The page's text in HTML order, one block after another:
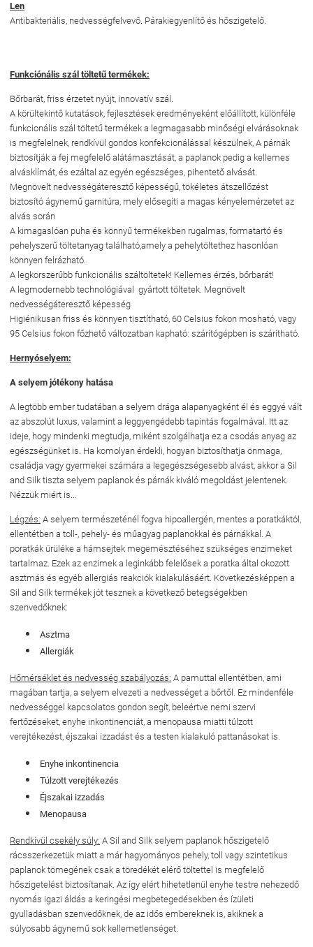
Len
Antibakteriális, nedvességfelvevő. Párakiegyenlítő és hőszigetelő
Funkciónális szál töltetű termékek:
Bőrbarát, friss érzetet nyújt, innovatív szál.
A körültekintő kutatások, fejlesztések eredményeként előállított, különféle
funkcionális szál töltetű termékek a legmagasabb minőségi elvárásoknak
is megfelelnek, rendkívül gondos konfekcionálással készülnek, A párnák
biztosítják a fej megfelelő alátámasztását, a paplanok pedig a kellemes
alvásklímát, és ezáltal az egyén egészséges, pihentető alvását.
Megnövelt nedvességáteresztő képességű, tökéletes átszellőzést
biztosító ágynemű garnitúra, mely elősegíti a magas kényelemérzetet az
alvás során
A kimagaslóan puha és könnyű termékekben rugalmas, formatartó és
pehelyszerű töltetanyag található,amely a pehelytöltethez hasonlóan
könnyen felrázható.
A legkorszerűbb funkcionális száltöltetek! Kellemes érzés, bőrbarát!
A legmodernebb technológiával gyártott töltetek. Megnövelt
nedvességáteresztő képesség
Higiénikusan friss és könnyen tisztítható, 60 Celsius fokon mosható, vagy
95 Celsius fokon főzhető változatban kapható: szárítógépben is szárítható.
Hernyóselyem:
A selyem jótékony hatása
A legtöbb ember tudatában a selyem drága alapanyagként él és eggyé vált
az abszolút luxus, valamint a leggyengédebb tapintás fogalmával. Itt az
ideje, hogy mindenki megtudja, miként szolgálhatja ez a csodás anyag az
egészségünket is. Ha komolyan érdekli, hogyan biztosíthatja önmaga,
családja vagy gyermekei számára a legegészségesebb alvást, akkor a Sil
and Silk tiszta selyem paplanok és párnák kiváló megoldást jelentenek.
Nézzük miért is...
Légzés: A selyem természeténél fogva hipoallergén, mentes a poratkáktól,
ellentétben a toll-, pehely- és műagyag paplanokkal és párnákkal. A
poratkák ürüléke a hámsejtek megemésztéséhez szükséges enzimeket
tartalmaz. Ezek az enzimek a leginkább felelősek a poratka által okozott
asztmás és egyéb allergiás reakciók kialakulásáért. Következésképpen a
Sil and Silk termékek jót tesznek a következő betegségekben
szenvedőknek:
Asztma
Allergiák
Hőmérséklet és nedvesség szabályozás: A pamuttal ellentétben, ami
magában tartja, a selyem elvezeti a nedvességet a bőrtől. Ez mindenféle
nedvességgel kapcsolatos gondon segít, beleértve nemi szervi
fertőzéseket, enyhe inkontinenciát, a menopausa miatti túlzott
verejtékezést, éjszakai izzadást és a testen kialakuló pattanásokat is.
Enyhe inkontinencia
Túlzott verejtékezés
Éjszakai izzadás
Menopausa
Rendkívül csekély súly: A Sil and Silk selyem paplanok hőszigetelő
rácsszerkezetük miatt a már hagyományos pehely, toll vagy szintetikus
paplanok tömegének csak a töredékét elérő töltettel is megfelelő
hőszigetelést biztosítanak. Az így elért hihetetlenül enyhe testre nehezedő
nyomás igazi áldás a keringési megbetegedésekben és ízületi
gyulladásban szenvedőknek, de az idős embereknek is, akiknek a
súlyosabb ágynemű sok kellemetlenséget.